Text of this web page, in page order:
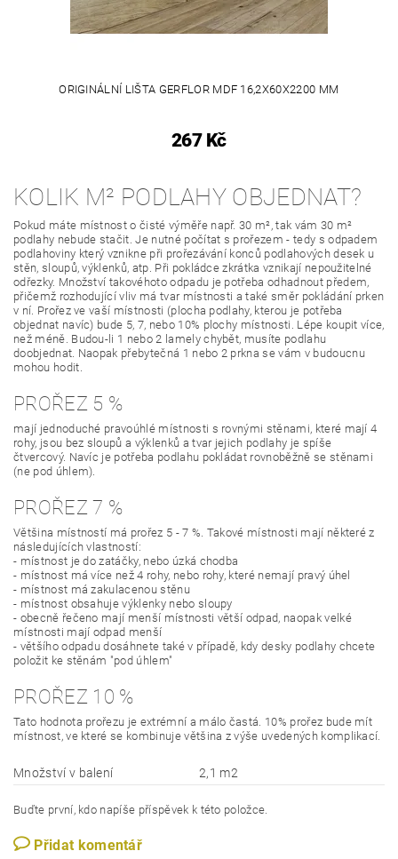
ORIGINÁLNÍ LIŠTA GERFLOR MDF 16,2X60X2200 MM
267 Kč
KOLIK M² PODLAHY OBJEDNAT?
Pokud máte místnost o čisté výměře např. 30 m², tak vám 30 m²
podlahy nebude stačit. Je nutné počítat s prořezem - tedy s odpadem
podlahoviny který vznikne při prořezávání konců podlahových desek u
stěn, sloupů, výklenků, atp. Při pokládce zkrátka vznikají nepoužitelné
odřezky. Množství takovéhoto odpadu je potřeba odhadnout předem,
přičemž rozhodující vliv má tvar místnosti a také směr pokládání prken
v ní. Prořez ve vaší místnosti (plocha podlahy, kterou je potřeba
objednat navíc) bude 5, 7, nebo 10% plochy místnosti. Lépe koupit více,
než méně. Budou-li 1 nebo 2 lamely chybět, musíte podlahu
doobjednat. Naopak přebytečná 1 nebo 2 prkna se vám v budoucnu
mohou hodit.
PROŘEZ 5 %
mají jednoduché pravoúhlé místnosti s rovnými stěnami, které mají 4
rohy, jsou bez sloupů a výklenků a tvar jejich podlahy je spíše
čtvercový. Navíc je potřeba podlahu pokládat rovnoběžně se stěnami
(ne pod úhlem).
PROŘEZ 7 %
Většina místností má prořez 5 - 7 %. Takové místnosti mají některé z
následujících vlastností:
- místnost je do zatáčky, nebo úzká chodba
- místnost má více než 4 rohy, nebo rohy, které nemají pravý úhel
- místnost má zakulacenou stěnu
- místnost obsahuje výklenky nebo sloupy
- obecně řečeno mají menší místnosti větší odpad, naopak velké
místnosti mají odpad menší
- většího odpadu dosáhnete také v případě, kdy desky podlahy chcete
položit ke stěnám "pod úhlem"
PROŘEZ 10 %
Tato hodnota prořezu je extrémní a málo častá. 10% prořez bude mít
místnost, ve které se kombinuje většina z výše uvedených komplikací.
Množství v balení 2,1 m2
Buďte první, kdo napíše příspěvek k této položce.
Přidat komentář